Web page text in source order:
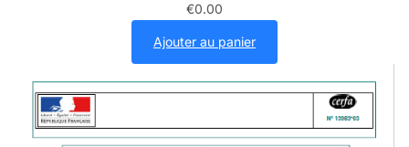
€0.00
Ajouter au panier